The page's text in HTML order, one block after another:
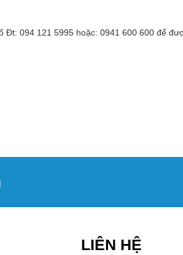
Đt: 094 121 5995 hoặc: 0941 600 600 để
LIÊN HỆ